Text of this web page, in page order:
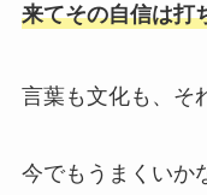
来てその自信は打
言葉も文化も、そ
今でもうまくいか